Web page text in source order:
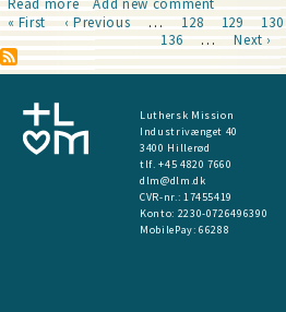
Read moreabout
Gaver
for
over
16
landskassen
Add new comment
Pagination
First
page
« First
Previous
page
‹ Previous … Page
128 Page
129 Page
130
Page
136 …
Next
Next ›
Luthersk Mission
Industrivænget 40
3400 Hillerød
tlf. +45 4820 7660
dlm@dlm.dk
CVR-nr.: 17455419
​Konto: 2230-0726496390
MobilePay:66288